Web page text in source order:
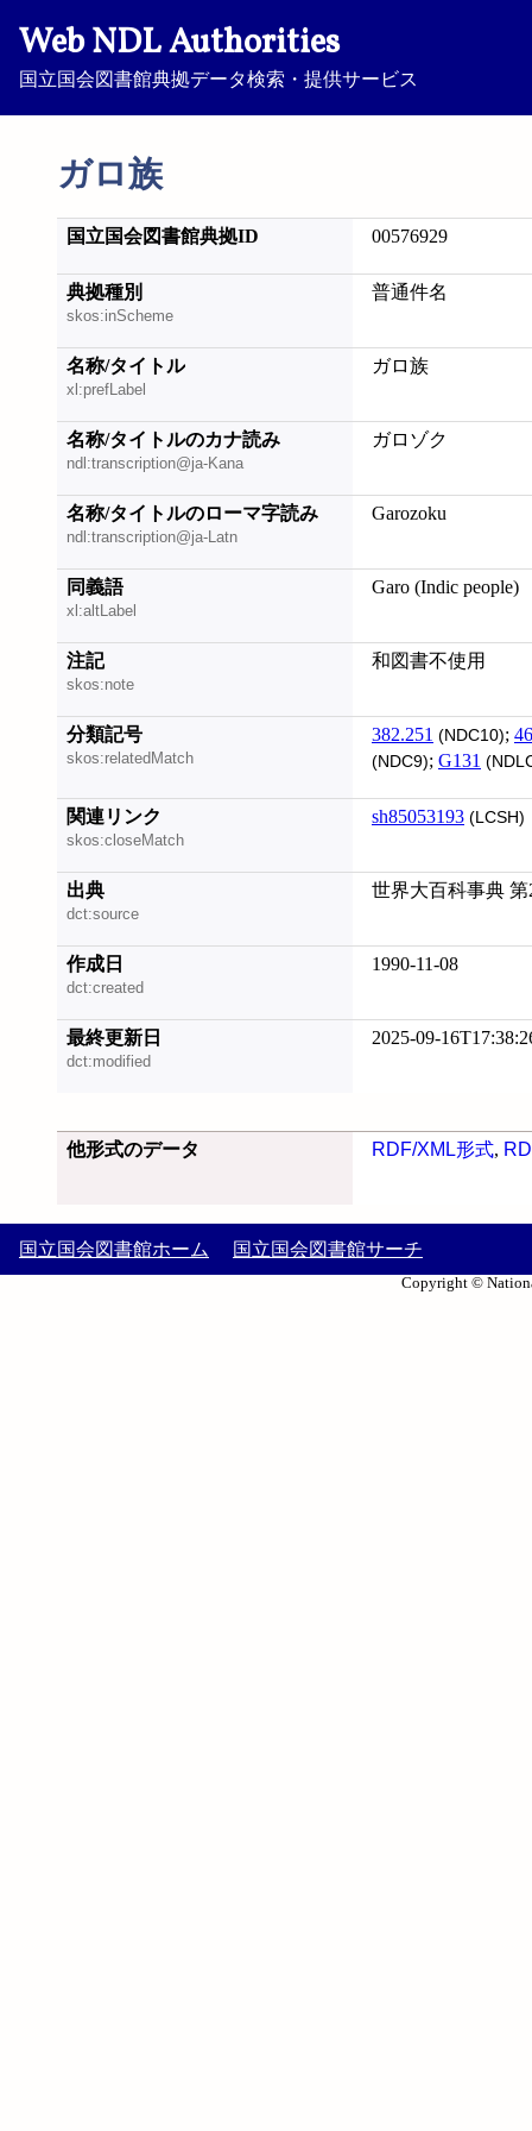
Web NDL Authorities
国立国会図書館典拠データ検索・提供サービス
ガロ族
国立国会図書館典拠ID 00576929
典拠種別
skos:inScheme
普通件名
名称/タイトル
xl:prefLabel
ガロ族
名称/タイトルのカナ読み
ndl:transcription@ja-Kana
ガロゾク
名称/タイトルのローマ字読み
ndl:transcription@ja-Latn
Garozoku
同義語
xl:altLabel
Garo (Indic people)
注記
skos:note
和図書不使用
分類記号
skos:relatedMatch
382.251 (NDC10);
(NDC9); G131
関連リンク
skos:closeMatch
sh85053193 (LCSH)
出典
dct:source
世界大百科事典 第
作成日
dct:created
1990-11-08
最終更新日
dct:modified
2025-09-
他形式のデータ RDF/XML形式,
国立国会図書館ホーム 国立国会図書館サーチ
Copyright ©